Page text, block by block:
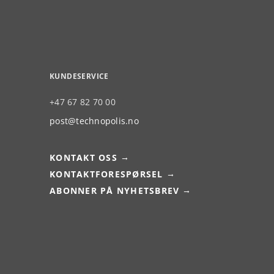
KUNDESERVICE
+47 67 82 70 00
post@technopolis.no
KONTAKT OSS
KONTAKTFORESPØRSEL
ABONNER PÅ NYHETSBREV